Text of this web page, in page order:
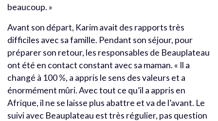
beaucoup. »
Avant son départ, Karim avait des rapports très
difficiles avec sa famille. Pendant son séjour, pour
préparer son retour, les responsables de Beauplateau
ont été en contact constant avec sa maman. « Il a
changé à 100 %, a appris le sens des valeurs et a
énormément mûri. Avec tout ce qu’il a appris en
Afrique, il ne se laisse plus abattre et va de l’avant. Le
suivi avec Beauplateau est très régulier, pas question